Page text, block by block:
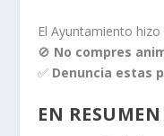
El Ayuntamiento
🚫 No compres
✅ Denuncia estas
EN RESUMEN